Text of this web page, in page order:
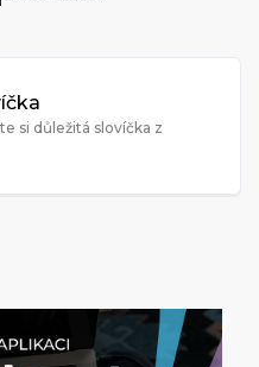
si důležitá slovíčka z